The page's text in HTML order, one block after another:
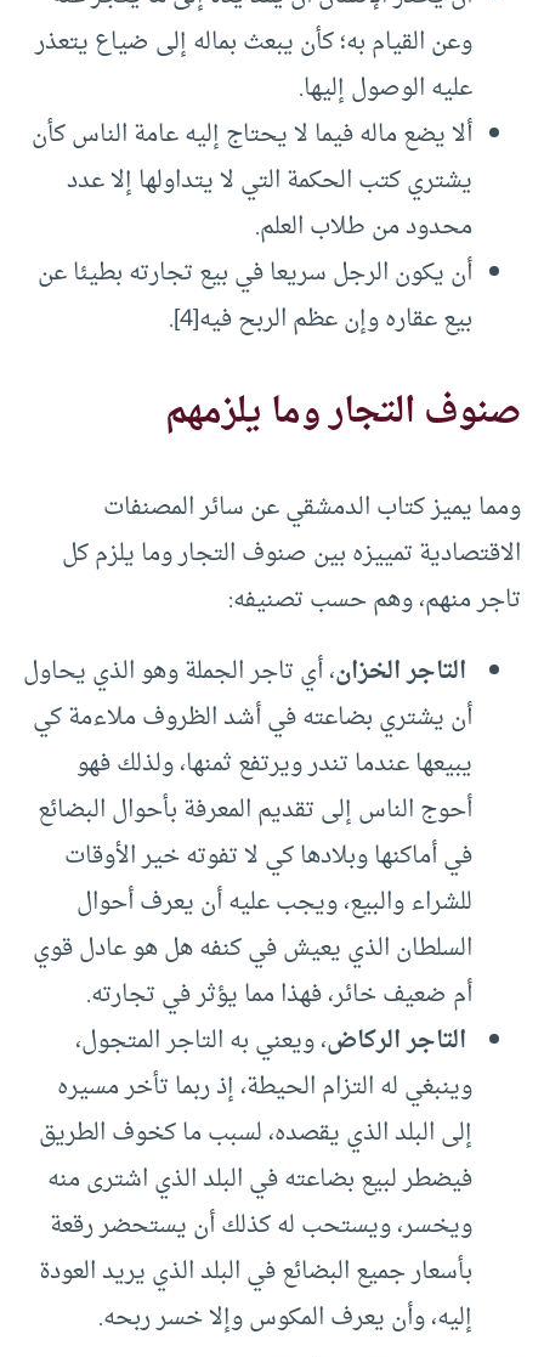
وعن القيام به؛ كأن يبعث بماله إلى ضياع يتعذر
عليه الوصول إليها.
ألا يضع ماله فيما لا يحتاج إليه عامة الناس كأن
يشتري كتب الحكمة التي لا يتداولها إلا عدد
محدود من طلاب العلم.
أن يكون الرجل سريعا في بيع تجارته بطيئا عن
بيع عقاره وإن عظم الربح فيه[4].
صنوف التجار وما يلزمهم
ومما يميز كتاب الدمشقي عن سائر المصنفات
الاقتصادية تمييزه بين صنوف التجار وما يلزم كل
تاجر منهم، وهم حسب تصنيفه:
التاجر الخزان، أي تاجر الجملة وهو الذي يحاول
أن يشتري بضاعته في أشد الظروف ملاءمة كي
يبيعها عندما تندر ويرتفع ثمنها، ولذلك فهو
أحوج الناس إلى تقديم المعرفة بأحوال البضائع
في أماكنها وبلادها كي لا تفوته خير الأوقات
للشراء والبيع، ويجب عليه أن يعرف أحوال
السلطان الذي يعيش في كنفه هل هو عادل قوي
أم ضعيف خائر، فهذا مما يؤثر في تجارته.
التاجر الركاض، ويعني به التاجر المتجول،
وينبغي له التزام الحيطة، إذ ربما تأخر مسيره
إلى البلد الذي يقصده، لسبب ما كخوف الطريق
فيضطر لبيع بضاعته في البلد الذي اشترى منه
ويخسر، ويستحب له كذلك أن يستحضر رقعة
بأسعار جميع البضائع في البلد الذي يريد العودة
إليه، وأن يعرف المكوس وإلا خسر ربحه.